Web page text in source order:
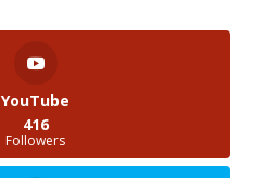
YouTube
416
Followers